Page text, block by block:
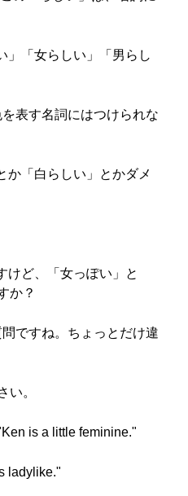
」「女らしい」「男らし
表す名詞にはつけられな
か「白らしい」とかダメ
けど、「女っぽい」と
か？
ですね。ちょっとだけ違
い。
is a little feminine."
ladylike."